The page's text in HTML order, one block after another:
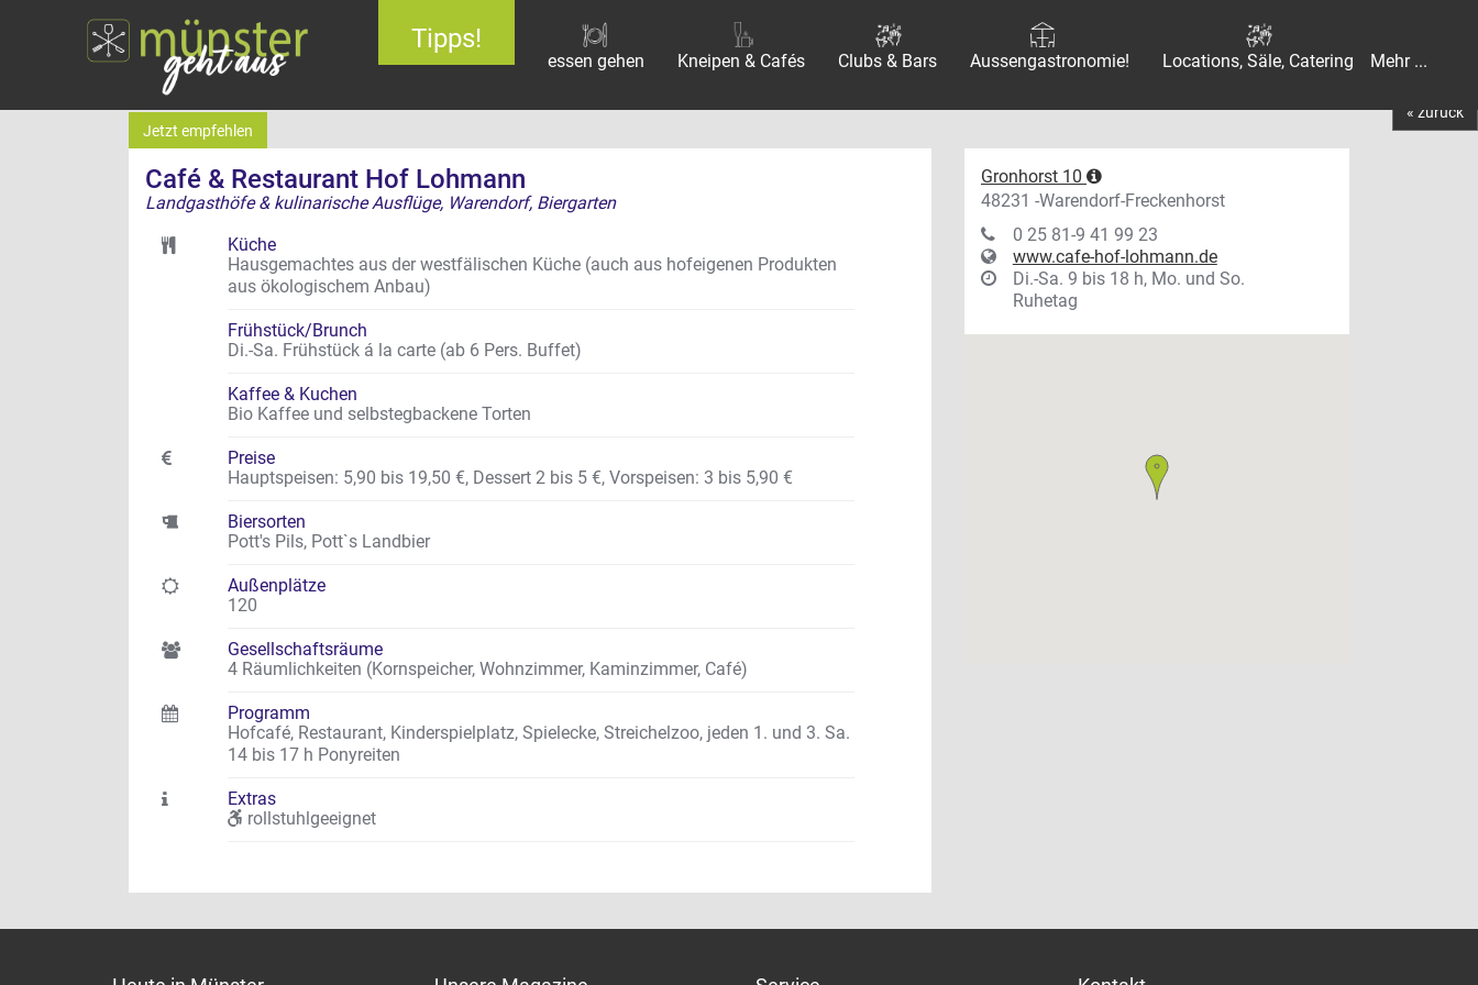
Tipps!
essen gehen Kneipen & Cafés Clubs & Bars Aussengastronomie! Locations, Säle, Catering Mehr ...
« zurück
Café & Restaurant Hof Lohmann
Landgasthöfe & kulinarische Ausflüge, Warendorf, Biergarten
Jetzt empfehlen
Küche
Hausgemachtes aus der westfälischen Küche (auch aus hofeigenen Produkten
aus ökologischem Anbau)
Frühstück/Brunch
Di.-Sa. Frühstück á la carte (ab 6 Pers. Buffet)
Kaffee & Kuchen
Bio Kaffee und selbstegbackene Torten
Preise
Hauptspeisen: 5,90 bis 19,50 €, Dessert 2 bis 5 €,Vorspeisen: 3 bis 5,90 €
Biersorten
Pott's Pils, Pott`s Landbier
Außenplätze
120
Gesellschaftsräume
4 Räumlichkeiten (Kornspeicher, Wohnzimmer, Kaminzimmer, Café)
Programm
Hofcafé, Restaurant, Kinderspielplatz, Spielecke, Streichelzoo, jeden 1. und 3. Sa.
14 bis 17 h Ponyreiten
Extras
rollstuhlgeeignet
Gronhorst 10
48231 -Warendorf-Freckenhorst
0 25 81-9 41 99 23
www.cafe-hof-lohmann.de
Di.-Sa. 9 bis 18 h, Mo. und So.
Ruhetag